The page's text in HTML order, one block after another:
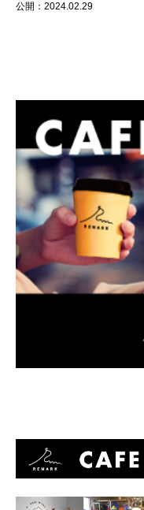
公開：2024.02.29